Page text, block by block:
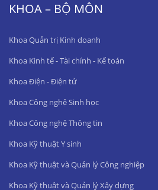
KHOA – BỘ MÔN
Khoa Quản trị Kinh doanh
Khoa Kinh tế - Tài chính - Kế toán
Khoa Điện - Điện tử
Khoa Công nghệ Sinh học
Khoa Công nghệ Thông tin
Khoa Kỹ thuật Y sinh
Khoa Kỹ thuật và Quản lý Công nghiệp
Khoa Kỹ thuật và Quản lý Xây dựng